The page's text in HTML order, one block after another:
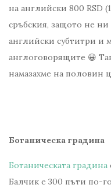
на английски 800 RSD
сръбския, защото не
английски субтитри и
англоговорящите 😀
намазахме на половин
Ботаническа градина
Ботаническата градина
Балчик е 300 пъти по-